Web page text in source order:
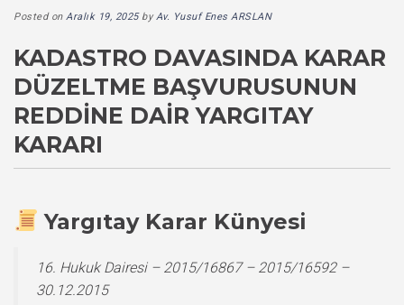
Posted on Aralık 19, 2025byAv. Yusuf Enes ARSLAN
KADASTRO DAVASINDA KARAR
DÜZELTME BAŞVURUSUNUN
REDDINE DAIR YARGITAY
KARARI
Yargıtay Karar Künyesi
16. Hukuk Dairesi – 2015/16867 – 2015/16592 –
30.12.2015